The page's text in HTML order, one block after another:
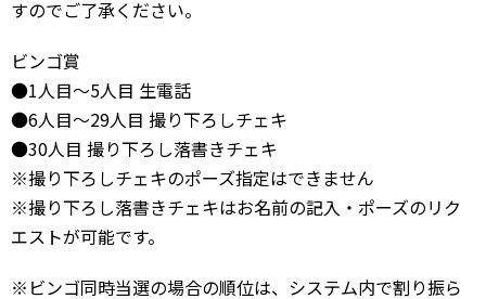
すのでご了承ください。
ビンゴ賞
●1人目〜5人目 生電話
●6人目〜29人目 撮り下ろしチェキ
●30人目 撮り下ろし落書きチェキ
※撮り下ろしチェキのポーズ指定はできません
※撮り下ろし落書きチェキはお名前の記入・ポーズのリク
エストが可能です。
※ビンゴ同時当選の場合の順位は、システム内で割り振ら